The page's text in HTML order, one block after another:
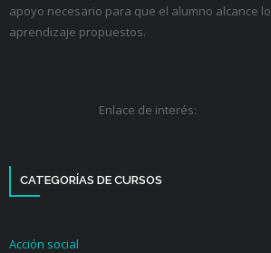
apoyo necesario para que el alumno alcance
aprendizaje propuestos.
Enlace de interés:
CATEGORÍAS DE CURSOS
Acción social